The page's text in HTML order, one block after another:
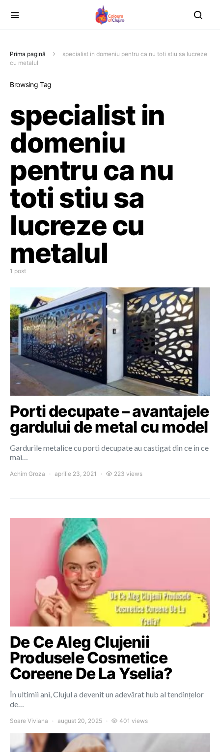
Prima pagină
specialist in domeniu pentru ca nu toti stiu sa lucreze
cu metalul
Browsing Tag
specialist in
domeniu
pentru ca nu
toti stiu sa
lucreze cu
metalul
1 post
Porti decupate – avantajele
gardului de metal cu model
Gardurile metalice cu porti decupate au castigat din ce in ce
mai…
Achim Groza aprilie 23, 2021 223 views
De Ce Aleg Clujenii
Produsele Cosmetice
Coreene De La Yselia?
În ultimii ani, Clujul a devenit un adevărat hub al tendințelor
de…
Soare Viviana august 20, 2025 401 views